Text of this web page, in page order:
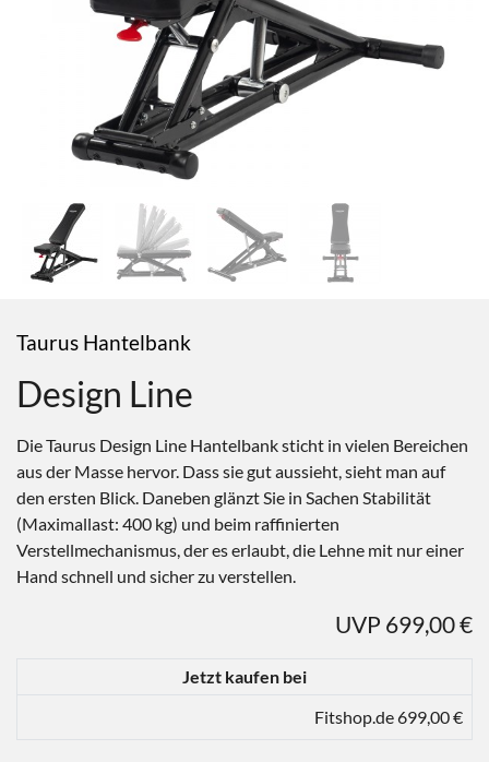
Taurus Hantelbank
Design Line
Die Taurus Design Line Hantelbank sticht in vielen Bereichen
aus der Masse hervor. Dass sie gut aussieht, sieht man auf
den ersten Blick. Daneben glänzt Sie in Sachen Stabilität
(Maximallast: 400 kg) und beim raffinierten
Verstellmechanismus, der es erlaubt, die Lehne mit nur einer
Hand schnell und sicher zu verstellen.
UVP 699,00 €
Jetzt kaufen bei
Fitshop.de 699,00 €